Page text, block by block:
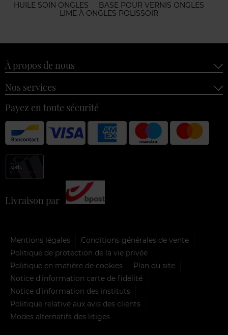
HUILE SOIN ONGLES
BASE POUR VERNIS ONGLES
LIME À ONGLES POLISSOIR
À propos de nous
Nos services
Payez en toute sécurité
Livraison par
Mentions légales
Conditions générales de vente
Politique de protection de la vie privée
Politique en matière de cookies
Plan du site
Notice d'information carte de fidélité
Notice d’information des instituts
Politique relative aux avis des clients
Modes alternatifs des litiges